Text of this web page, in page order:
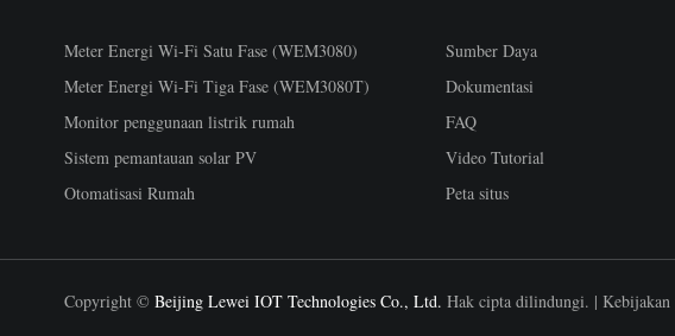
Meter Energi Wi-Fi Satu Fase (WEM3080)
Meter Energi Wi-Fi Tiga Fase (WEM3080T)
Monitor penggunaan listrik rumah
Sistem pemantauan solar PV
Otomatisasi Rumah
Sumber Daya
Dokumentasi
FAQ
Video Tutorial
Peta situs
Copyright © Beijing Lewei IOT Technologies Co., Ltd. Hak cipta dilindungi. | Kebijakan